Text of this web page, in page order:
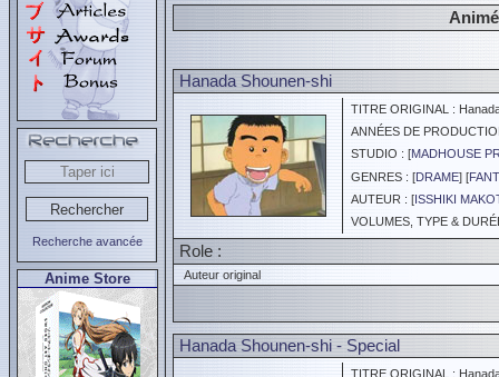
Recherche avancée
Anime Store
Hanada Shounen-shi
TITRE ORIGINAL :
ANNÉES DE
STUDIO : [MADHOUSE
GENRES : [DRAME] [
AUTEUR : [ISSHIKI
VOLUMES, TYPE &
Role :
Auteur original
Hanada Shounen-shi - Special
TITRE ORIGINAL :